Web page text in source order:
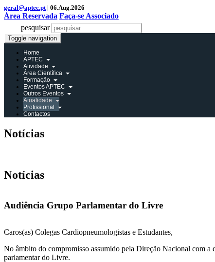
geral@aptec.pt| 06.Aug.2026
Área Reservada Faça-se Associado
pesquisar
Toggle navigation
Home
APTEC
Atividade
Área Científica
Formação
Eventos APTEC
Outros Eventos
Atualidade
Profissional
Contactos
Notícias
Notícias
Audiência Grupo Parlamentar do Livre
Caros(as) Colegas Cardiopneumologistas e Estudantes,
No âmbito do compromisso assumido pela Direção Nacional com a
parlamentar do Livre.